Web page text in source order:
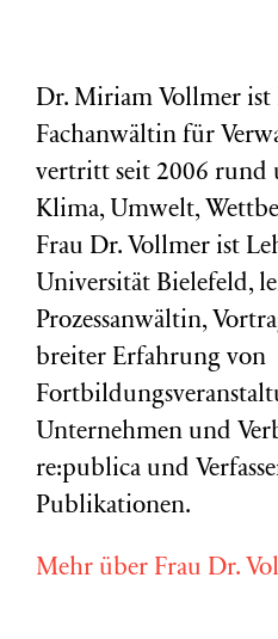
Dr. Miriam Vollmer ist
Fachanwältin für
vertritt seit 2006 rund
Klima, Umwelt,
Frau Dr. Vollmer ist
Universität Bielefeld,
Prozessanwältin,
breiter Erfahrung von
Unternehmen und
re:publica und
Publikationen.
Mehr über Frau Dr.